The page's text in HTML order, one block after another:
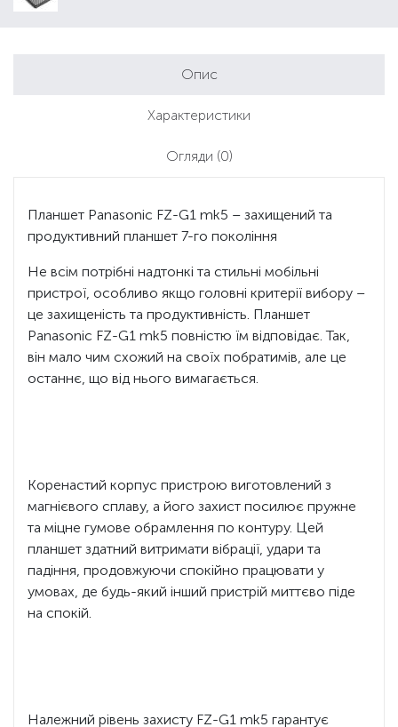
Опис
Характеристики
Огляди (0)
Планшет Panasonic FZ-G1 mk5 – захищений та
продуктивний планшет 7-го покоління
Не всім потрібні надтонкі та стильні мобільні
пристрої, особливо якщо головні критерії вибору –
це захищеність та продуктивність. Планшет
Panasonic FZ-G1 mk5 повністю їм відповідає. Так,
він мало чим схожий на своїх побратимів, але це
останнє, що від нього вимагається.
Коренастий корпус пристрою виготовлений з
магнієвого сплаву, а його захист посилює пружне
та міцне гумове обрамлення по контуру. Цей
планшет здатний витримати вібрації, удари та
падіння, продовжуючи спокійно працювати у
умовах, де будь-який інший пристрій миттєво піде
на спокій.
Належний рівень захисту FZ-G1 mk5 гарантує